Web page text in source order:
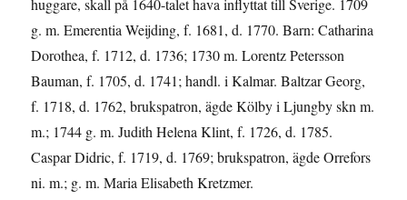
huggare, skall på 1640-talet hava inflyttat till Sverige. 1709
g. m. Emerentia Weijding, f. 1681, d. 1770. Barn: Catharina
Dorothea, f. 1712, d. 1736; 1730 m. Lorentz Petersson
Bauman, f. 1705, d. 1741; handl. i Kalmar. Baltzar Georg,
f. 1718, d. 1762, brukspatron, ägde Kölby i Ljungby skn m.
m.; 1744 g. m. Judith Helena Klint, f. 1726, d. 1785.
Caspar Didric, f. 1719, d. 1769; brukspatron, ägde Orrefors
ni. m.; g. m. Maria Elisabeth Kretzmer.